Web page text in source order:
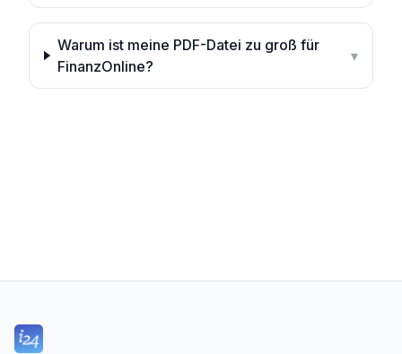
Warum ist meine PDF-Datei zu groß für
FinanzOnline?
▾